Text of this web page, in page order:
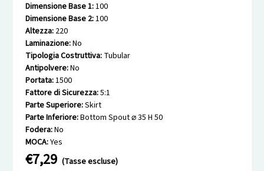
Dimensione Base 1:100
Dimensione Base 2:100
Altezza: 220
Laminazione:No
Tipologia Costruttiva: Tubular
Antipolvere:No
Portata:1500
Fattore di Sicurezza:5:1
Parte Superiore:Skirt
Parte Inferiore:Bottom Spout ⌀ 35 H 50
Fodera:No
MOCA:Yes
€7,29 (Tasse escluse)